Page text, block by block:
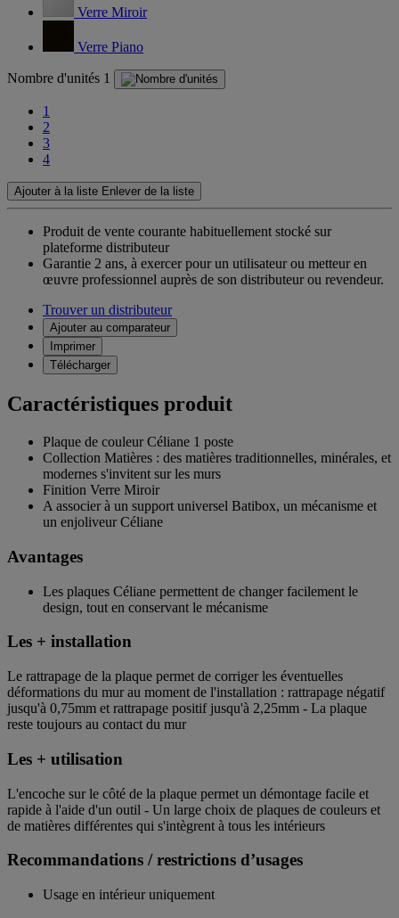
Verre Miroir
Verre Piano
Nombre d'unités 1
1
2
3
4
Ajouter à la liste Enlever de la liste
Produit de vente courante habituellement stocké sur
plateforme distributeur
Garantie 2 ans, à exercer pour un utilisateur ou metteur en
œuvre professionnel auprès de son distributeur ou revendeur.
Trouver un distributeur
Ajouter au comparateur
Imprimer
Télécharger
Caractéristiques produit
Plaque de couleur Céliane 1 poste
Collection Matières : des matières traditionnelles, minérales, et
modernes s'invitent sur les murs
Finition Verre Miroir
A associer à un support universel Batibox, un mécanisme et
un enjoliveur Céliane
Avantages
Les plaques Céliane permettent de changer facilement le
design, tout en conservant le mécanisme
Les + installation
Le rattrapage de la plaque permet de corriger les éventuelles
déformations du mur au moment de l'installation : rattrapage négatif
jusqu'à 0,75mm et rattrapage positif jusqu'à 2,25mm - La plaque
reste toujours au contact du mur
Les + utilisation
L'encoche sur le côté de la plaque permet un démontage facile et
rapide à l'aide d'un outil - Un large choix de plaques de couleurs et
de matières différentes qui s'intègrent à tous les intérieurs
Recommandations / restrictions d’usages
Usage en intérieur uniquement